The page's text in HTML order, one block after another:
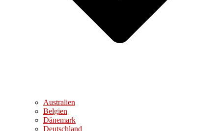
Australien
Belgien
Dänemark
Deutschland